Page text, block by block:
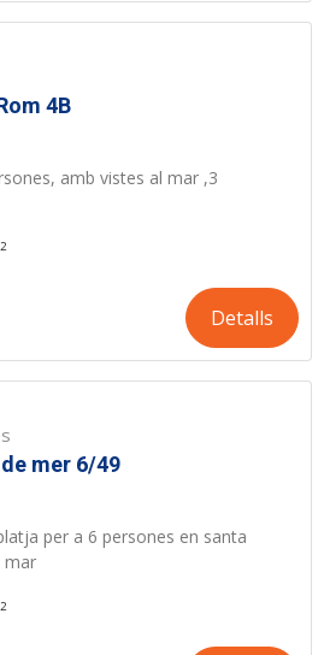
4B
amb vistes al mar ,3
2
Detalls
mer 6/49
per a 6 persones en santa
mar
2